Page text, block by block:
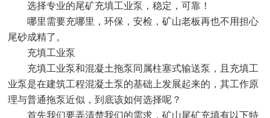
选择专业的尾矿充填工业泵，稳定，可靠！
哪里需要充哪里，环保，安检，矿山老板再也不用担心
尾砂成精了。
充填工业泵
充填工业泵和混凝土拖泵同属柱塞式输送泵，且充填工
业泵是在建筑工程混凝土泵的基础上发展起来的，其工作原
理与普通拖泵近似，到底该如何选择呢？
首先我们要弄清楚我们的需求，矿山尾矿充填有以下特